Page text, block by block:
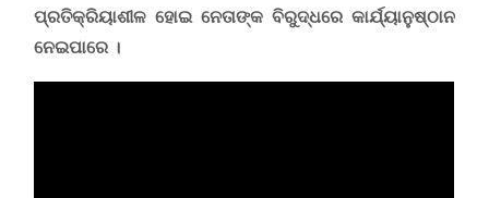
ପ୍ରତିକ୍ରିୟାଶୀଳ ହୋଇ ନେତାଙ୍କ ବିରୁଦ୍ଧରେ କାର୍ଯ୍ୟାନୁଷ୍ଠାନ
ନେଇପାରେ ।